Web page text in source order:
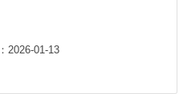
2026-01-13